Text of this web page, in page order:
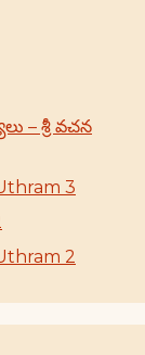
– శ్రీ వచన
3
2